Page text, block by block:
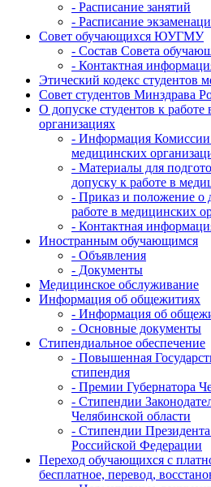
- Расписание занятий
- Расписание
Совет обучающихся ЮУГМУ
- Состав Совета
- Контактная
Этический кодекс студентов
Совет студентов Минздрава
О допуске студентов к
организациях
- Информация Комиссии
медицинских
- Материалы для
допуску к работе в
- Приказ и положение о
работе в медицинских
- Контактная
Иностранным обучающимся
- Объявления
- Документы
Медицинское обслуживание
Информация об общежитиях
- Информация об
- Основные документы
Стипендиальное обеспечение
- Повышенная
стипендия
- Премии Губернатора
- Стипендии
Челябинской области
- Стипендии
Российской Федерации
Переход обучающихся с
бесплатное, перевод,